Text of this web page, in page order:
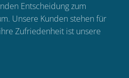
Entscheidung zum
Unsere Kunden stehen für
Zufriedenheit ist unsere